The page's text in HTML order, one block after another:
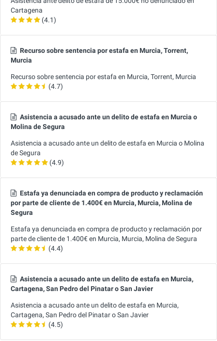
Cartagena
(4.1)
Recurso sobre sentencia por estafa en Murcia, Torrent,
Murcia
Recurso sobre sentencia por estafa en Murcia, Torrent, Murcia
(4.7)
Asistencia a acusado ante un delito de estafa en Murcia o
Molina de Segura
Asistencia a acusado ante un delito de estafa en Murcia o Molina
de Segura
(4.9)
Estafa ya denunciada en compra de producto y reclamación
por parte de cliente de 1.400€ en Murcia, Murcia, Molina de
Segura
Estafa ya denunciada en compra de producto y reclamación por
parte de cliente de 1.400€ en Murcia, Murcia, Molina de Segura
(4.4)
Asistencia a acusado ante un delito de estafa en Murcia,
Cartagena, San Pedro del Pinatar o San Javier
Asistencia a acusado ante un delito de estafa en Murcia,
Cartagena, San Pedro del Pinatar o San Javier
(4.5)